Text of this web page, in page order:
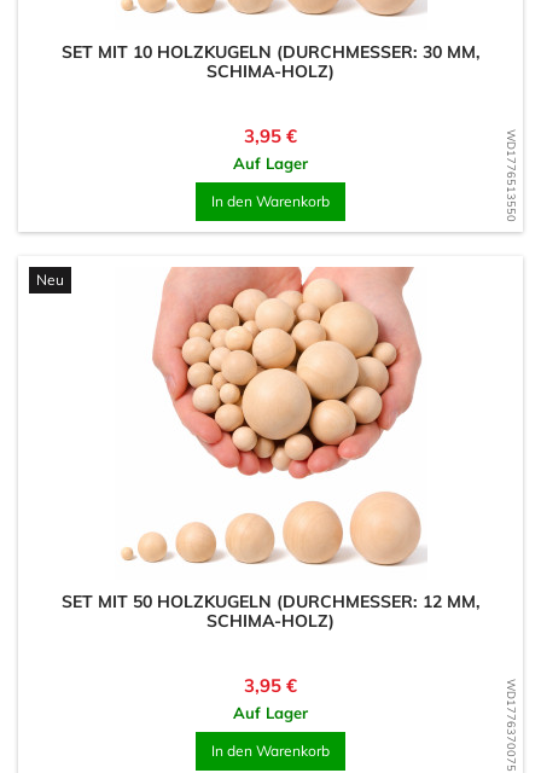
WD1776513550
SET MIT 10 HOLZKUGELN (DURCHMESSER: 30 MM,
SCHIMA-HOLZ)
Preis
3,95 €
Auf Lager
In den Warenkorb
WD1776370075
Neu
SET MIT 50 HOLZKUGELN (DURCHMESSER: 12 MM,
SCHIMA-HOLZ)
Preis
3,95 €
Auf Lager
In den Warenkorb